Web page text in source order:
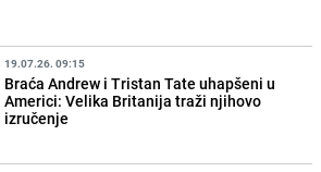
19.07.26. 09:15
Braća Andrew i Tristan Tate uhapšeni u
Americi: Velika Britanija traži njihovo
izručenje